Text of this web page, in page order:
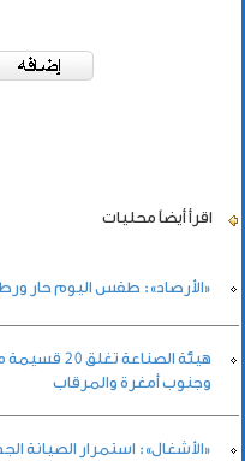
اقرأ أيضاً محليات
«الأرصاد»: طقس اليوم حار
هيئة
وجنوب أمغرة والمرقاب
«الأشغال»: استمرار الصيانة